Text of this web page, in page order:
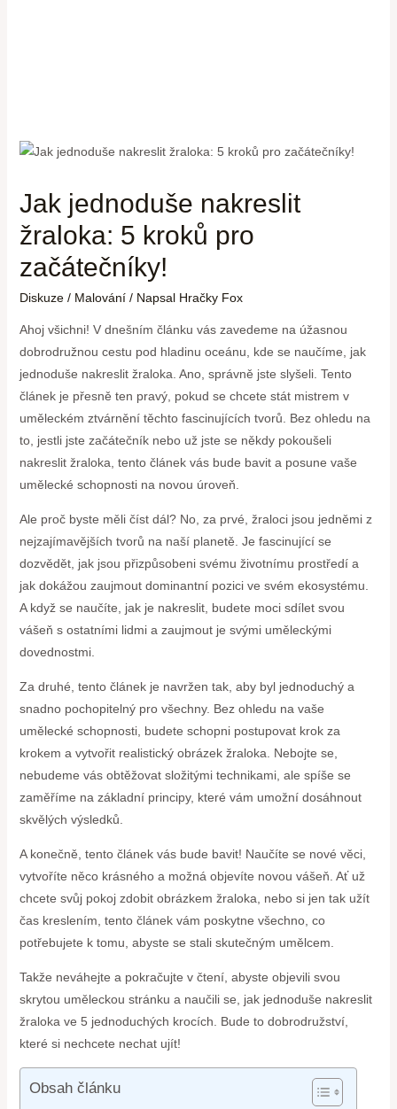
Jak jednoduše nakreslit
žraloka: 5 kroků pro
začátečníky!
Diskuze / Malování/ Napsal Hračky Fox
Ahoj všichni! V dnešním článku vás zavedeme na úžasnou
dobrodružnou cestu pod hladinu oceánu, kde se naučíme, jak
jednoduše nakreslit žraloka. Ano, správně jste slyšeli. Tento
článek je přesně ten pravý, pokud se chcete stát mistrem v
uměleckém ztvárnění těchto fascinujících tvorů. Bez ohledu na
to, jestli jste začátečník nebo už jste se někdy pokoušeli
nakreslit žraloka, tento článek vás bude bavit a posune vaše
umělecké schopnosti na novou úroveň.
Ale proč byste měli číst dál? No, za prvé, žraloci jsou jedněmi z
nejzajímavějších tvorů na naší planetě. Je fascinující se
dozvědět, jak jsou přizpůsobeni svému životnímu prostředí a
jak dokážou zaujmout dominantní pozici ve svém ekosystému.
A když se naučíte, jak je nakreslit, budete moci sdílet svou
vášeň s ostatními lidmi a zaujmout je svými uměleckými
dovednostmi.
Za druhé, tento článek je navržen tak, aby byl jednoduchý a
snadno pochopitelný pro všechny. Bez ohledu na vaše
umělecké schopnosti, budete schopni postupovat krok za
krokem a vytvořit realistický obrázek žraloka. Nebojte se,
nebudeme vás obtěžovat složitými technikami, ale spíše se
zaměříme na základní principy, které vám umožní dosáhnout
skvělých výsledků.
A konečně, tento článek vás bude bavit! Naučíte se nové věci,
vytvoříte něco krásného a možná objevíte novou vášeň. Ať už
chcete svůj pokoj zdobit obrázkem žraloka, nebo si jen tak užít
čas kreslením, tento článek vám poskytne všechno, co
potřebujete k tomu, abyste se stali skutečným umělcem.
Takže neváhejte a pokračujte v čtení, abyste objevili svou
skrytou uměleckou stránku a naučili se, jak jednoduše nakreslit
žraloka ve 5 jednoduchých krocích. Bude to dobrodružství,
které si nechcete nechat ujít!
Obsah článku